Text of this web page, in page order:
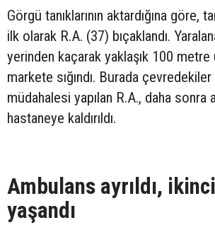
Görgü tanıklarının aktardığına göre,
ilk olarak R.A. (37) bıçaklandı.
yerinden kaçarak yaklaşık 100 metre
markete sığındı. Burada
müdahalesi yapılan R.A., daha sonra
hastaneye kaldırıldı.
Ambulans ayrıldı,
yaşandı